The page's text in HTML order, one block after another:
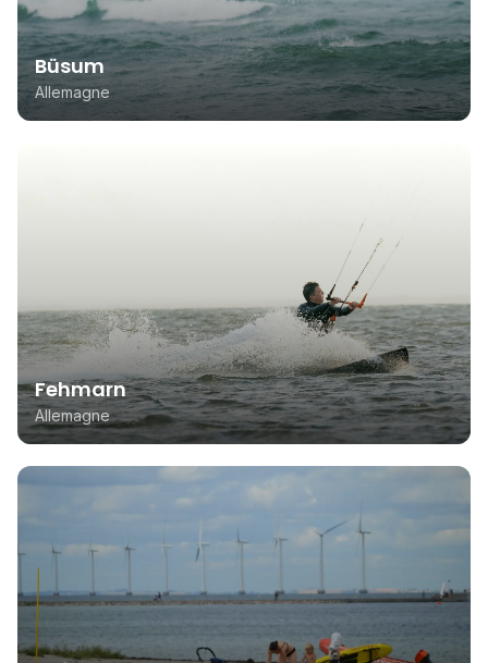
Büsum
Allemagne
Fehmarn
Allemagne